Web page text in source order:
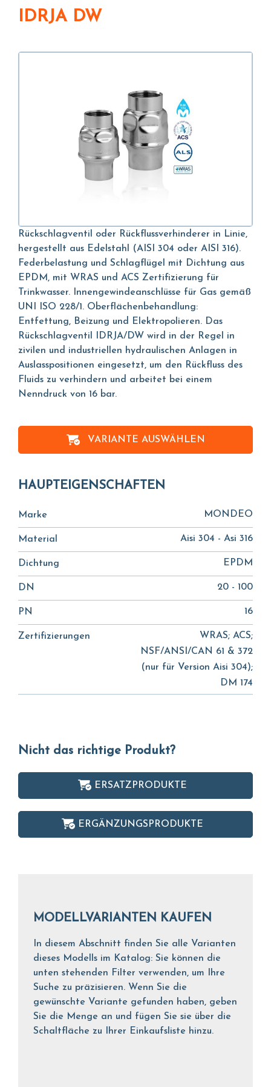
IDRJA DW
Rückschlagventil oder Rückflussverhinderer in Linie,
hergestellt aus Edelstahl (AISI 304 oder AISI 316).
Federbelastung und Schlagflügel mit Dichtung aus
EPDM, mit WRAS und ACS Zertifizierung für
Trinkwasser. Innengewindeanschlüsse für Gas gemäß
UNI ISO 228/1. Oberflächenbehandlung:
Entfettung, Beizung und Elektropolieren. Das
Rückschlagventil IDRJA/DW wird in der Regel in
zivilen und industriellen hydraulischen Anlagen in
Auslasspositionen eingesetzt, um den Rückfluss des
Fluids zu verhindern und arbeitet bei einem
Nenndruck von 16 bar.
VARIANTE AUSWÄHLEN
HAUPTEIGENSCHAFTEN
Marke MONDEO
Material Aisi 304 - Asi 316
Dichtung EPDM
DN 20 - 100
PN 16
Zertifizierungen
WRAS; ACS;
NSF/ANSI/CAN 61 & 372
(nur für Version Aisi 304);
DM 174
Nicht das richtige Produkt?
ERSATZPRODUKTE
ERGÄNZUNGSPRODUKTE
MODELLVARIANTEN KAUFEN
In diesem Abschnitt finden Sie alle Varianten
dieses Modells im Katalog: Sie können die
unten stehenden Filter verwenden, um Ihre
Suche zu präzisieren. Wenn Sie die
gewünschte Variante gefunden haben, geben
Sie die Menge an und fügen Sie sie über die
Schaltfläche zu Ihrer Einkaufsliste hinzu.